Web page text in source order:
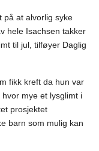
på at alvorlig syke
hele Isachsen takker
til jul, tilføyer Daglig
fikk kreft da hun var
mye et lysglimt i
prosjektet
barn som mulig kan